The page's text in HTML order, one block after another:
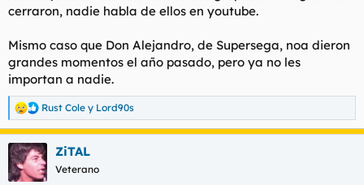
cerraron, nadie habla de ellos en youtube.
Mismo caso que Don Alejandro, de Supersega, noa dieron
grandes momentos el año pasado, pero ya no les
importan a nadie.
R
e
a
c
c
i
Rust Cole y Lord90s
ZiTAL
Veterano